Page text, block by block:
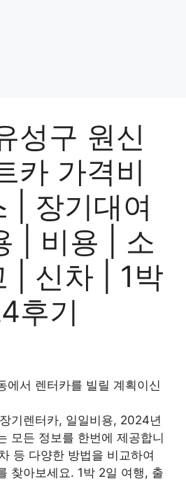
성구 원신
카 가격비
| 장기대여
| 비용 | 소
| 신차 | 1박
후기
에서 렌터카를 빌릴 계획이신
기렌터카, 일일비용, 2024년
모든 정보를 한번에 제공합니
등 다양한 방법을 비교하여
찾아보세요. 1박 2일 여행, 출